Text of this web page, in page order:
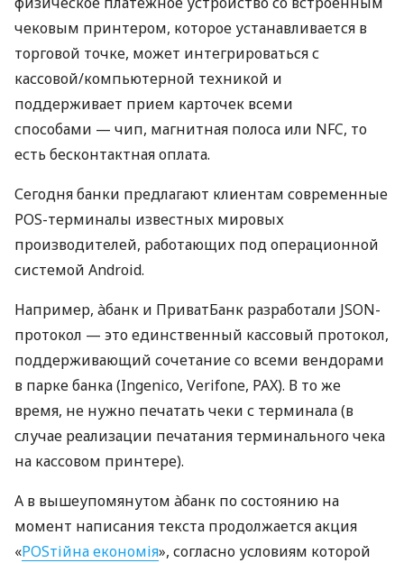
чековым принтером, которое устанавливается в
торговой точке, может интегрироваться с
кассовой/компьютерной техникой и
поддерживает прием карточек всеми
способами — чип, магнитная полоса или NFC, то
есть бесконтактная оплата.
Сегодня банки предлагают клиентам современные
POS-терминалы известных мировых
производителей, работающих под операционной
системой Android.
Например, àбанк и ПриватБанк разработали JSON-
протокол — это единственный кассовый протокол,
поддерживающий сочетание со всеми вендорами
в парке банка (Ingenico, Verifone, PAX). В то же
время, не нужно печатать чеки с терминала (в
случае реализации печатания терминального чека
на кассовом принтере).
А в вышеупомянутом àбанк по состоянию на
момент написания текста продолжается акция
«POSтійна економія», согласно условиям которой